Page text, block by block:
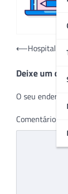
Navegação
Post
⟵Hospital
Deixe um
O seu
Comentário